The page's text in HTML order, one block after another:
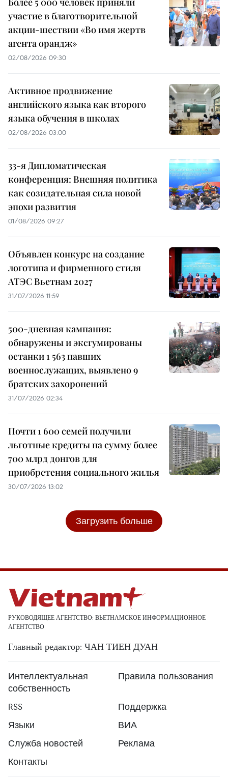
участие в благотворительной
акции-шествии «Во имя жертв
агента орандж»
02/08/2026 09:30
Активное продвижение
английского языка как второго
языка обучения в школах
02/08/2026 03:00
33-я Дипломатическая
конференция: Внешняя политика
как созидательная сила новой
эпохи развития
01/08/2026 09:27
Объявлен конкурс на создание
логотипа и фирменного стиля
АТЭС Вьетнам 2027
31/07/2026 11:59
500-дневная кампания:
обнаружены и эксгумированы
останки 1 563 павших
военнослужащих, выявлено 9
братских захоронений
31/07/2026 02:34
Почти 1 600 семей получили
льготные кредиты на сумму более
700 млрд донгов для
приобретения социального жилья
30/07/2026 13:02
Загрузить больше
РУКОВОДЯЩЕЕ АГЕНТСТВО: ВЬЕТНАМСКОЕ ИНФОРМАЦИОННОЕ
АГЕНТСТВО
Главный редактор: ЧАН ТИЕН ДУАН
Интеллектуальная
собственность
Правила пользования
RSS
Поддержка
Языки
ВИА
Служба новостей
Реклама
Контакты